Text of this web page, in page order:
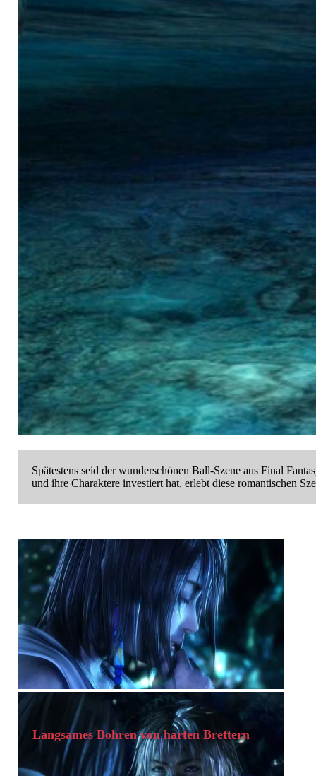
Spätestens seid der wunderschönen Ball-Szene aus Final
und ihre Charaktere investiert hat, erlebt diese romantischen
Langsames Bohren von harten Brettern